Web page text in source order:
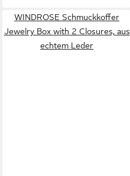
WINDROSE Schmuckkoffer
Jewelry Box with 2 Closures, aus
echtem Leder